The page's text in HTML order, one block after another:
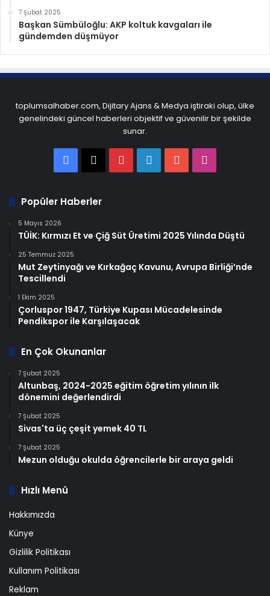
7 Şubat 2025
Başkan Sümbüloğlu: AKP koltuk kavgaları ile
gündemden düşmüyor
toplumsalhaber.com, Dijitary Ajans & Medya iştiraki olup, ülke
genelindeki güncel haberleri objektif ve güvenilir bir şekilde
sunar.
Facebook
X PinterestLinkedInYouTube
Popüler Haberler
5 Mayıs 2026
TÜİK: Kırmızı Et ve Çiğ Süt Üretimi 2025 Yılında Düştü
25 Temmuz 2025
Mut Zeytinyağı ve Kırkağaç Kavunu, Avrupa Birliği’nde
Tescillendi
1 Ekim 2025
Çorluspor 1947, Türkiye Kupası Mücadelesinde
Pendikspor ile Karşılaşacak
En Çok Okunanlar
7 Şubat 2025
Altunbaş, 2024-2025 eğitim öğretim yılının ilk
dönemini değerlendirdi
7 Şubat 2025
Sivas'ta üç çeşit yemek 40 TL
7 Şubat 2025
Mezun olduğu okulda öğrencilerle bir araya geldi
Hızlı Menü
Hakkımızda
Künye
Gizlilik Politikası
Kullanım Politikası
Reklam